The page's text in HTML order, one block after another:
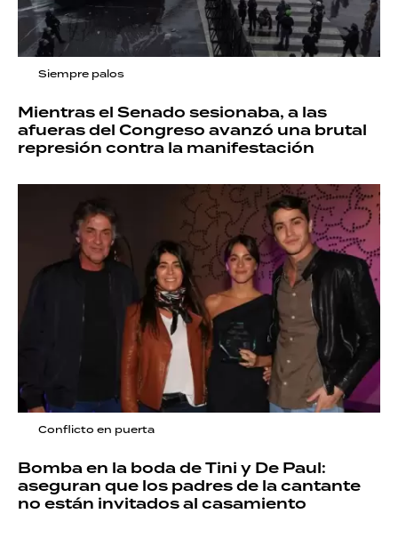
Siempre palos
Mientras el Senado sesionaba, a las
afueras del Congreso avanzó una brutal
represión contra la manifestación
Conflicto en puerta
Bomba en la boda de Tini y De Paul:
aseguran que los padres de la cantante
no están invitados al casamiento